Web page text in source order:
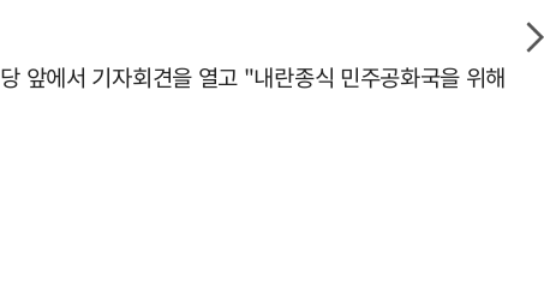
앞에서 기자회견을 열고 "내란종식 민주공화국을 위해